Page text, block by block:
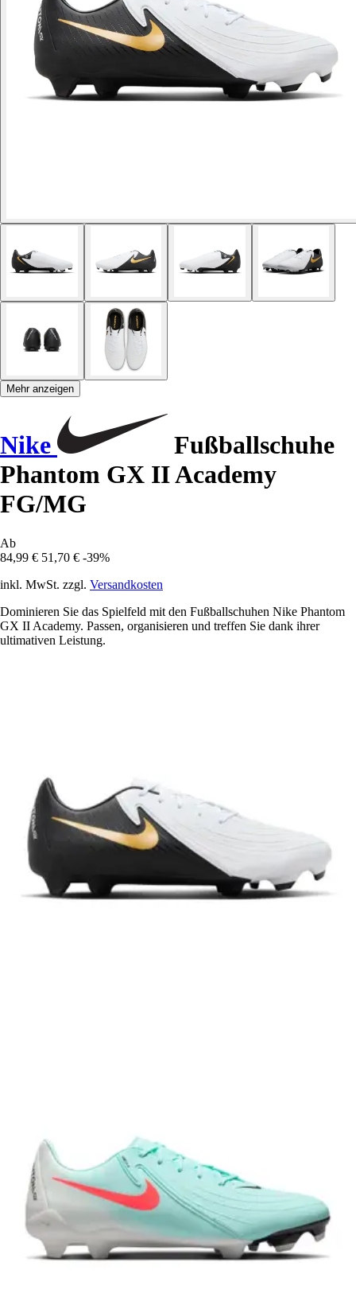
Mehr anzeigen
Nike
Fußballschuhe
Phantom GX II Academy
FG/MG
Ab
84,99 € 51,70 € -39%
inkl. MwSt. zzgl. Versandkosten
Dominieren Sie das Spielfeld mit den Fußballschuhen Nike Phantom
GX II Academy. Passen, organisieren und treffen Sie dank ihrer
ultimativen Leistung.